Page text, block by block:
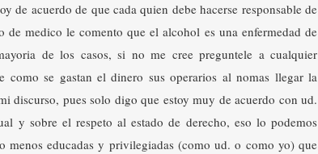
de acuerdo de que cada quien debe hacerse responsable de
de medico le comento que el alcohol es una enfermedad de
de los casos, si no me cree preguntele a cualquier
como se gastan el dinero sus operarios al nomas llegar la
discurso, pues solo digo que estoy muy de acuerdo con ud.
y sobre el respeto al estado de derecho, eso lo podemos
menos educadas y privilegiadas (como ud. o como yo) que